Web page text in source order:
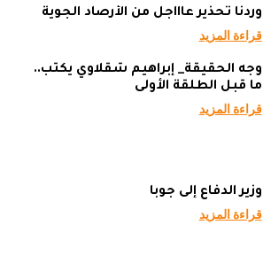
وردنا تحذير عاااجل من الأرصاد الجوية
قراءة المزيد
وجه الحقيقة_ إبراهيم شقلاوي يكتب..
ما قبل الطلقة الأولى
قراءة المزيد
وزير الدفاع إلى جوبا
قراءة المزيد